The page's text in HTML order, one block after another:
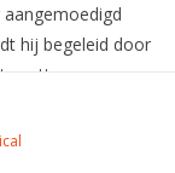
hij begeleid door
zetten voor